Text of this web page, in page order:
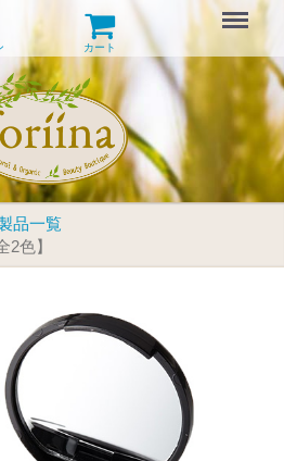
カート
Menu
品一覧
色】